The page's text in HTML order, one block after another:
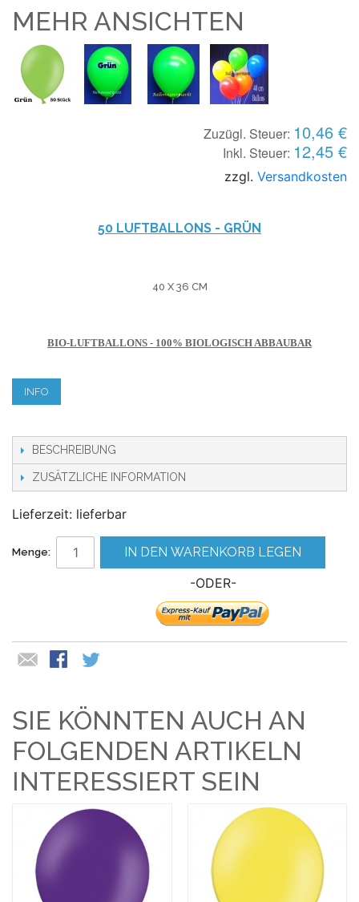
MEHR ANSICHTEN
Zuzügl. Steuer: 10,46 €
Inkl. Steuer: 12,45 €
zzgl. Versandkosten
50 LUFTBALLONS - GRÜN
40 X 36 CM
BIO-LUFTBALLONS - 100% BIOLOGISCH ABBAUBAR
INFO
BESCHREIBUNG
ZUSÄTZLICHE INFORMATION
Lieferzeit: lieferbar
Menge: IN DEN WARENKORB LEGEN
-ODER-
SIE KÖNNTEN AUCH AN
FOLGENDEN ARTIKELN
INTERESSIERT SEIN